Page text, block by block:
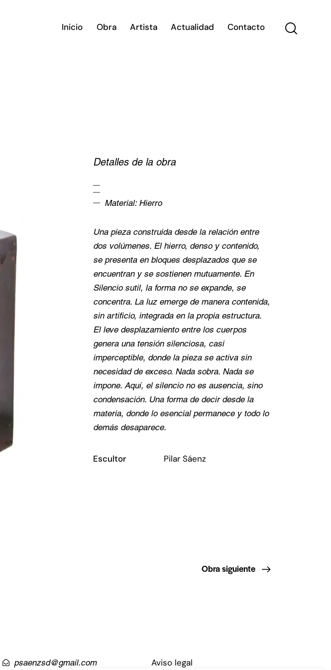
Inicio Obra Artista Actualidad Contacto
Detalles de la obra
Material: Hierro
Una pieza construida desde la relación entre
dos volúmenes. El hierro, denso y contenido,
se presenta en bloques desplazados que se
encuentran y se sostienen mutuamente. En
Silencio sutil, la forma no se expande, se
concentra. La luz emerge de manera contenida,
sin artificio, integrada en la propia estructura.
El leve desplazamiento entre los cuerpos
genera una tensión silenciosa, casi
imperceptible, donde la pieza se activa sin
necesidad de exceso. Nada sobra. Nada se
impone. Aquí, el silencio no es ausencia, sino
condensación. Una forma de decir desde la
materia, donde lo esencial permanece y todo lo
demás desaparece.
Escultor Pilar Sáenz
Obra siguiente
psaenzsd@gmail.com Aviso legal